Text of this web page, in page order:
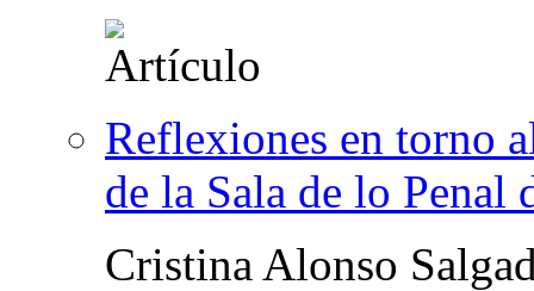
Reflexiones en torno
de la Sala de lo
Cristina Alonso